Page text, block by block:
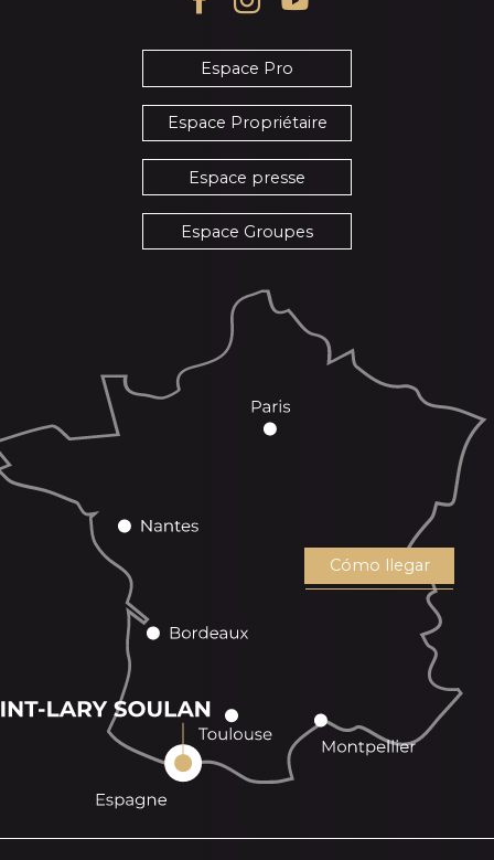
Espace Pro
Espace Propriétaire
Espace presse
Espace Groupes
Cómo llegar